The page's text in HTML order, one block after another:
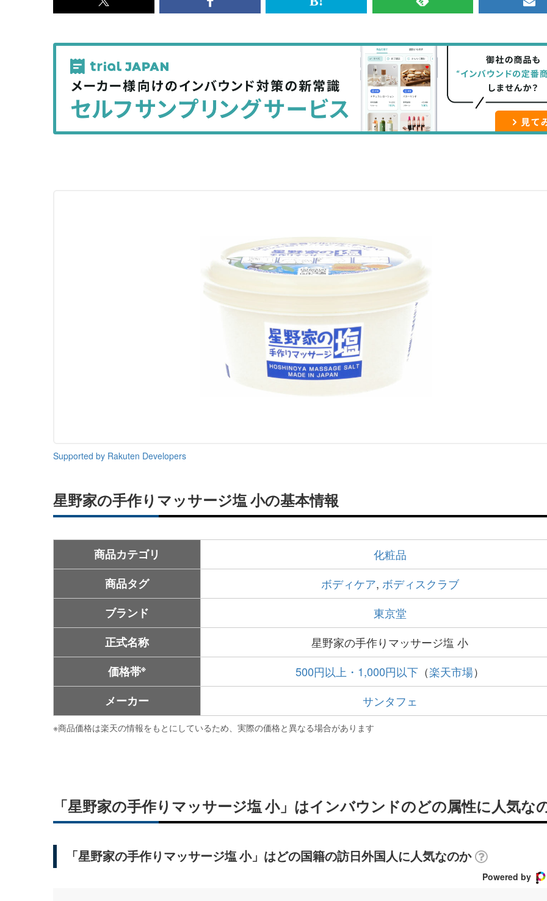
x<br>
記
事
を
シ
ェ
Facebook<br>
記
を
シ
ェ
は
な
ッ
ク
マ
RSS
記
事
を
購
読
メ
マ
ガ
登
録
す
Supported by Rakuten Developers
星野家の手作りマッサージ塩 小の基本情報
商品カテゴリ
化粧品
商品タグ
ボディケア, ボディスクラブ
ブランド
東京堂
正式名称
星野家の手作りマッサージ塩 小
価格帯※ 500円以上・1,000円以下 （楽天市場）
メーカー
サンタフェ
※商品価格は楽天の情報をもとにしているため、実際の価格と異なる場合があります
「星野家の手作りマッサージ塩 小」はインバウンドのどの属性に人気な
「星野家の手作りマッサージ塩 小」はどの国籍の訪日外国人に人気なのか
Powered by